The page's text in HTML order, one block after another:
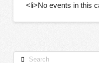
<li>No events in this
Search